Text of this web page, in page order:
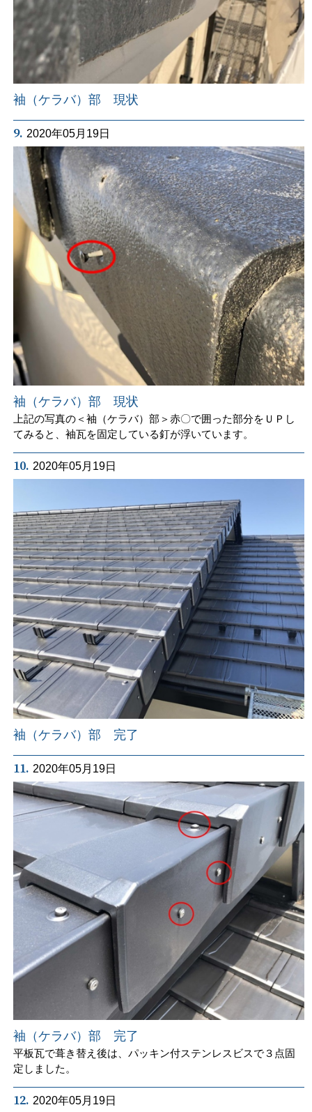
袖（ケラバ）部 現状
9. 2020年05月19日
袖（ケラバ）部 現状
上記の写真の＜袖（ケラバ）部＞赤〇で囲った部分をＵＰし
てみると、袖瓦を固定している釘が浮いています。
10. 2020年05月19日
袖（ケラバ）部 完了
11. 2020年05月19日
袖（ケラバ）部 完了
平板瓦で葺き替え後は、パッキン付ステンレスビスで３点固
定しました。
12. 2020年05月19日